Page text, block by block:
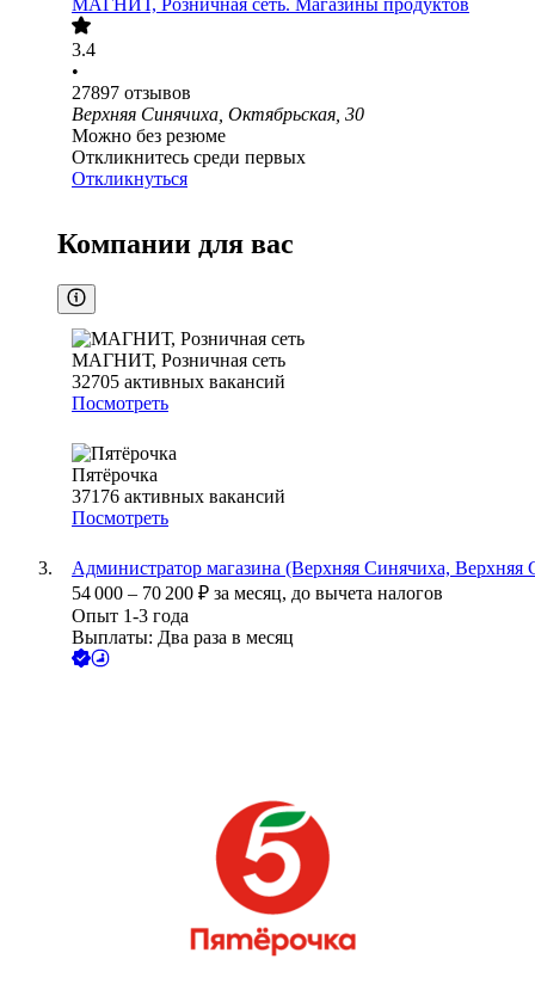
МАГНИТ, Розничная сеть. Магазины продуктов
3.4
•
27897 отзывов
Верхняя Синячиха, Октябрьская, 30
Можно без резюме
Откликнитесь среди первых
Откликнуться
Компании для вас
МАГНИТ, Розничная сеть
32705 активных вакансий
Посмотреть
Пятёрочка
37176 активных вакансий
Посмотреть
Администратор магазина (Верхняя Синячиха, Верхняя
54 000 – 70 200 ₽ за месяц, до вычета налогов
Опыт 1-3 года
Выплаты: Два раза в месяц